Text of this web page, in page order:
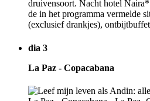
druivensoort. Nacht hotel
de in het programma vermelde
(exclusief drankjes),
dia 3
La Paz - Copacabana